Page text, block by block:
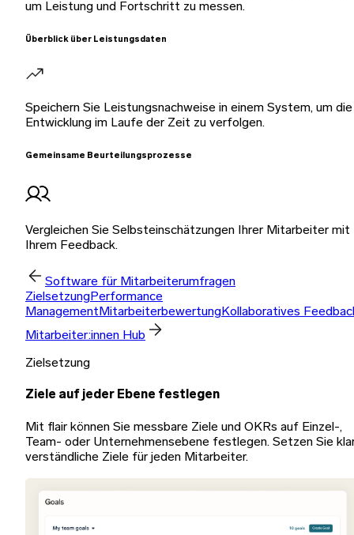
um Leistung und Fortschritt zu messen.
Überblick über Leistungsdaten
Speichern Sie Leistungsnachweise in einem System, um die
Entwicklung im Laufe der Zeit zu verfolgen.
Gemeinsame Beurteilungsprozesse
Vergleichen Sie Selbsteinschätzungen Ihrer Mitarbeiter mit
Ihrem Feedback.
Software für Mitarbeiterumfragen
ZielsetzungPerformance
Management MitarbeiterbewertungKollaboratives
Mitarbeiter:innen Hub
Zielsetzung
Ziele auf jeder Ebene festlegen
Mit flair können Sie messbare Ziele und OKRs auf Einzel-,
Team- oder Unternehmensebene festlegen. Setzen Sie
verständliche Ziele für jeden Mitarbeiter.